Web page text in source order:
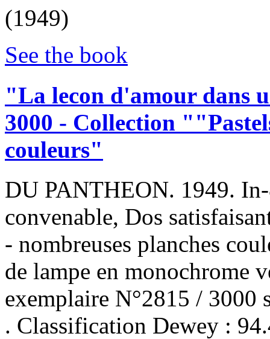
(1949)
See the book
‎"La lecon d'amour dans
3000 - Collection
couleurs"‎
‎DU PANTHEON. 1949.
convenable, Dos
- nombreuses planches
de lampe en monochrome
exemplaire N°2815 / 3000
. Classification Dewey :